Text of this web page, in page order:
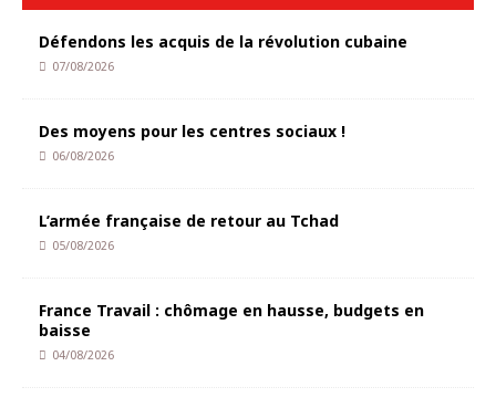
Défendons les acquis de la révolution cubaine
07/08/2026
Des moyens pour les centres sociaux !
06/08/2026
L’armée française de retour au Tchad
05/08/2026
France Travail : chômage en hausse, budgets en
baisse
04/08/2026